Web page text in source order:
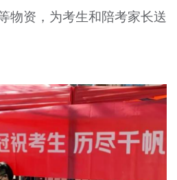
物资，为考生和陪考家长送